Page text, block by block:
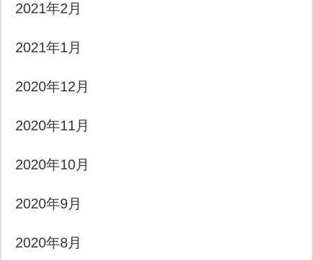
2021年2月
2021年1月
2020年12月
2020年11月
2020年10月
2020年9月
2020年8月